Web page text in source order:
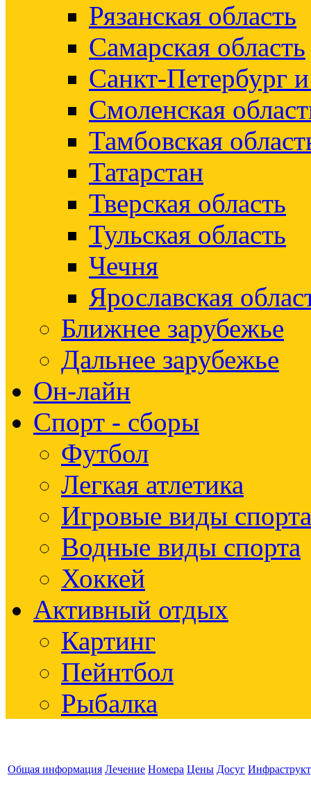
Рязанская область
Самарская область
Санкт-Петербург
Смоленская
Тамбовская
Татарстан
Тверская область
Тульская область
Чечня
Ярославская
Ближнее зарубежье
Дальнее зарубежье
Он-лайн
Спорт - сборы
Футбол
Легкая атлетика
Игровые виды спорта
Водные виды спорта
Хоккей
Активный отдых
Картинг
Пейнтбол
Рыбалка
Общая информация Лечение Номера Цены Досуг